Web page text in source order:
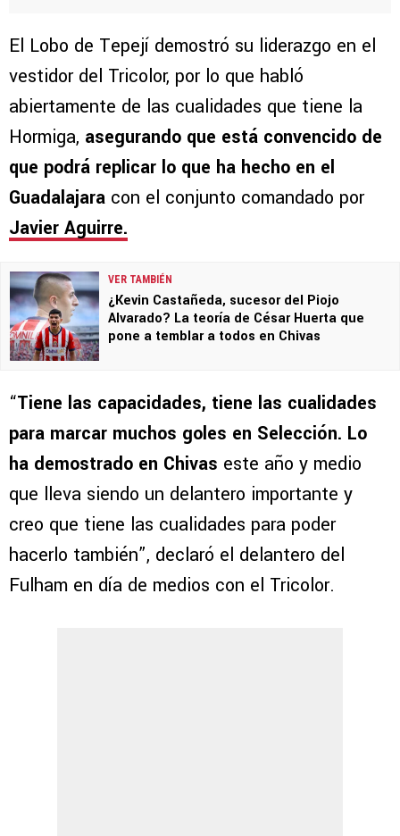
El Lobo de Tepejí demostró su liderazgo en el
vestidor del Tricolor, por lo que habló
abiertamente de las cualidades que tiene la
Hormiga, asegurando que está convencido de
que podrá replicar lo que ha hecho en el
Guadalajara con el conjunto comandado por
Javier Aguirre.
VER TAMBIÉN
¿Kevin Castañeda, sucesor del Piojo
Alvarado? La teoría de César Huerta que
pone a temblar a todos en Chivas
“Tiene las capacidades, tiene las cualidades
para marcar muchos goles en Selección. Lo
ha demostrado en Chivas este año y medio
que lleva siendo un delantero importante y
creo que tiene las cualidades para poder
hacerlo también”, declaró el delantero del
Fulham en día de medios con el Tricolor.